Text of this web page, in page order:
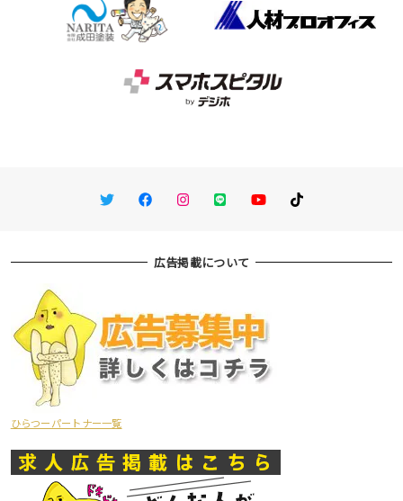
TwitterFacebookInstagram
LINE You TubeTikTok
広告掲載について
ひらつーパートナー一覧